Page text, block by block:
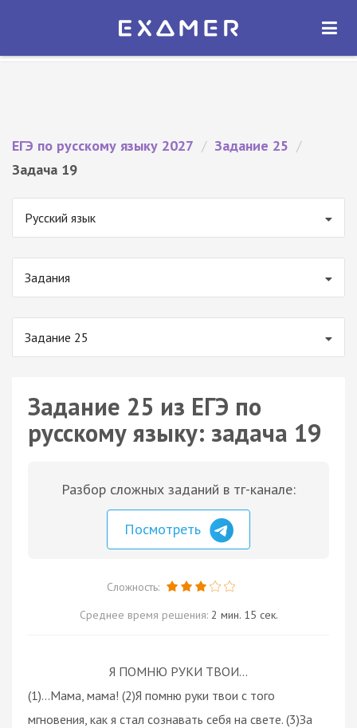
Экзамер — ЕГЭ 2027
ОТКРЫТЬ
ЕГЭ по русскому языку 2027 / Задание 25 /
Задача 19
Русский язык
Задания
Задание 25
Задание 25 из ЕГЭ по
русскому языку: задача 19
Разбор сложных заданий в тг-канале:
Посмотреть
Сложность:
Среднее время решения: 2 мин. 15 сек.
Я ПОМНЮ РУКИ ТВОИ...
(1)...Мама, мама! (2)Я помню руки твои с того
мгновения, как я стал сознавать себя на свете. (3)За